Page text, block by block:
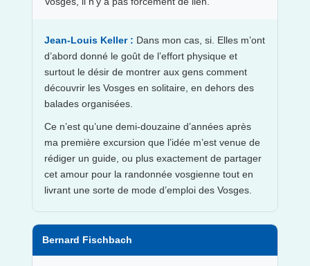
Jean-Louis Keller : Dans mon cas, si. Elles m’ont
d’abord donné le goût de l’effort physique et
surtout le désir de montrer aux gens comment
découvrir les Vosges en solitaire, en dehors des
balades organisées.
Ce n’est qu’une demi-douzaine d’années après
ma première excursion que l’idée m’est venue de
rédiger un guide, ou plus exactement de partager
cet amour pour la randonnée vosgienne tout en
livrant une sorte de mode d’emploi des Vosges.
Bernard Fischbach